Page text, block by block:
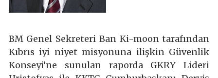
BM Genel Sekreteri Ban Ki-moon tarafından
Kıbrıs iyi niyet misyonuna ilişkin Güvenlik
Konseyi’ne sunulan raporda GKRY Lideri